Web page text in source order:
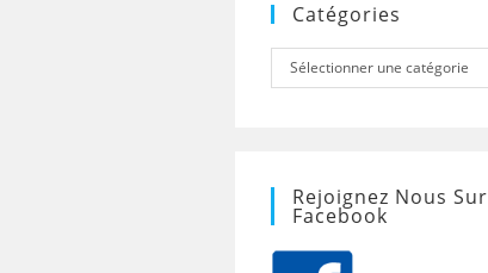
Catégories
Catégories
Sélectionner une catégorie
Rejoignez Nous Sur
Facebook